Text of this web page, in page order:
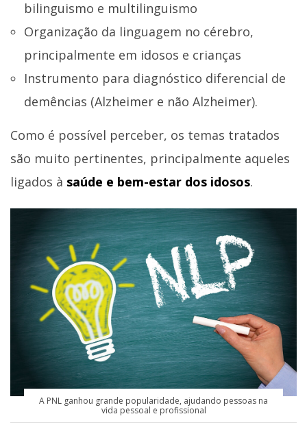
bilinguismo e multilinguismo
Organização da linguagem no cérebro,
principalmente em idosos e crianças
Instrumento para diagnóstico diferencial de
demências (Alzheimer e não Alzheimer).
Como é possível perceber, os temas tratados
são muito pertinentes, principalmente aqueles
ligados à saúde e bem-estar dos idosos.
A PNL ganhou grande popularidade, ajudando pessoas na
vida pessoal e profissional